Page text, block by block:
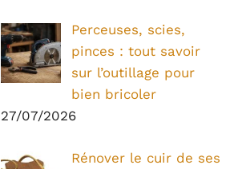
Perceuses, scies,
pinces : tout savoir
sur l’outillage pour
bien bricoler
27/07/2026
Rénover le cuir de ses